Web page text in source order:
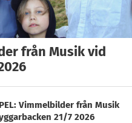
från Musik vid
Vimmelbilder från Musik
21/7 2026